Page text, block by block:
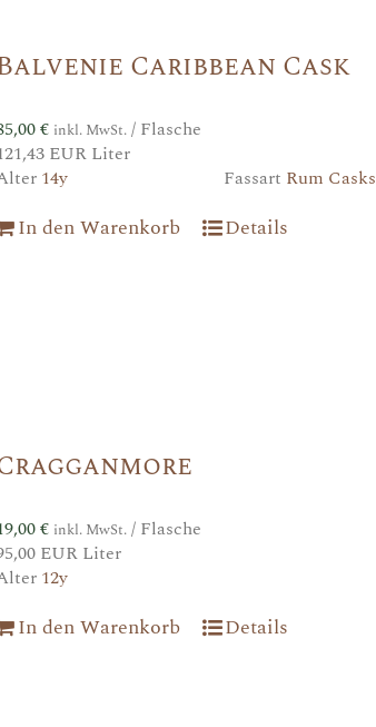
Caribbean Cask
€ inkl. MwSt./ Flasche
EUR Liter
14y Fassart Rum Casks
In den Warenkorb Details
€ inkl. MwSt./ Flasche
EUR Liter
12y
In den Warenkorb Details